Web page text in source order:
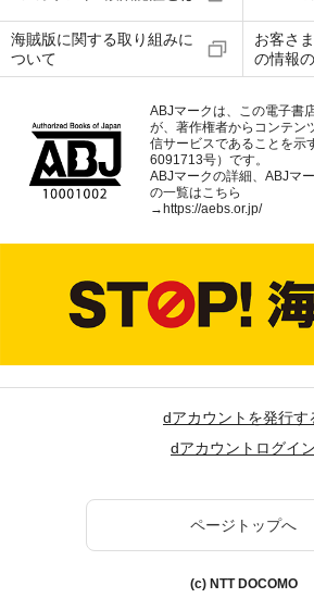
海賊版に関する取り組みに
ついて
お客さ
の情報
ABJマークは、この電子書
が、著作権者からコンテン
信サービスであることを示
6091713号）です。
ABJマークの詳細、ABJマ
の一覧はこちら
→ https://aebs.or.jp/
dアカウントを発行す
dアカウントログイン
ページトップへ
(c) NTT DOCOMO